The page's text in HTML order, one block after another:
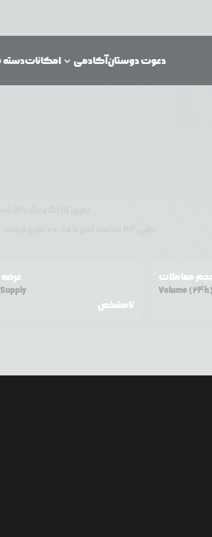
دستهامکانات آکادمیدعوت دوستان
نامشخص
معاملات
Volume (24h)